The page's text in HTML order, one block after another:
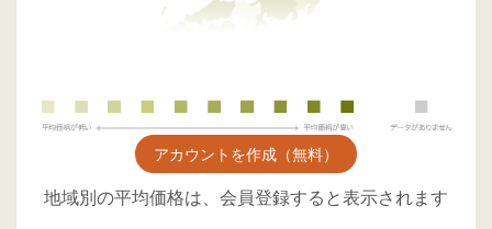
アカウントを作成（無料）
地域別の平均価格は、会員登録すると表示されます